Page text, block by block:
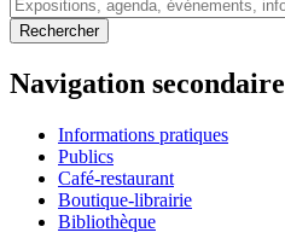
Navigation secondaire
Informations pratiques
Publics
Café-restaurant
Boutique-librairie
Bibliothèque